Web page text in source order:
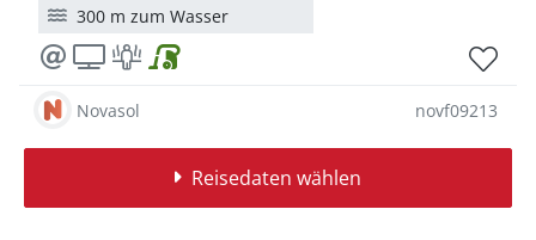
300 m zum Wasser
Novasol novf09213
Reisedaten wählen